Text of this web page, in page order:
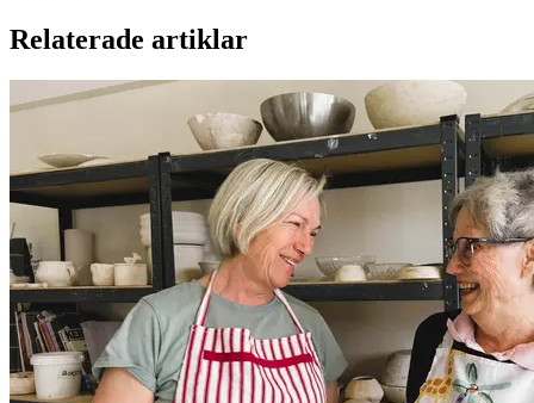
Relaterade artiklar